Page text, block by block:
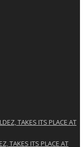
TAKES ITS PLACE AT